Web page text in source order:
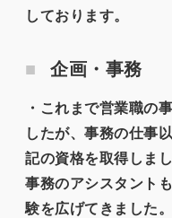
しております。
企画・事務
・これまで営業職の
したが、事務の仕事
記の資格を取得しま
事務のアシスタント
験を広げてきました。